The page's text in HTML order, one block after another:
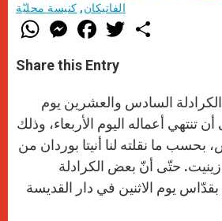
الفاتيكان, كنيسة محليّة
W
h
t
s
p
p
M
e
s
e
e
r
F
a
e
b
o
k
w
Share this Entry
السادس والعشرين يوم
على أن تنتهي أعماله اليوم الأربعاء، وذلك
بحسب ما نقلته لنا أنيتا بوردان من
حتّى أنّ بعض الكرادلة
يوم الاثنين في دار القديسة